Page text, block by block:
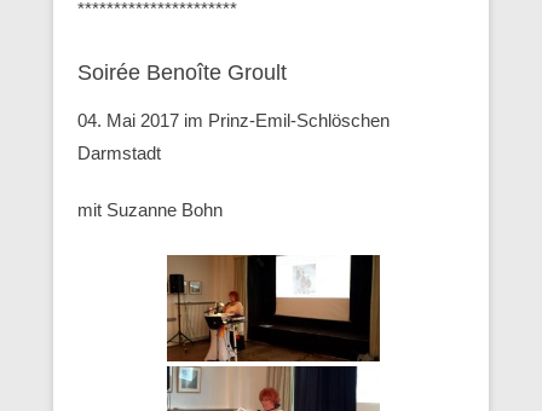
**********************
Soirée Benoîte Groult
04. Mai 2017 im Prinz-Emil-Schlöschen
Darmstadt
mit Suzanne Bohn